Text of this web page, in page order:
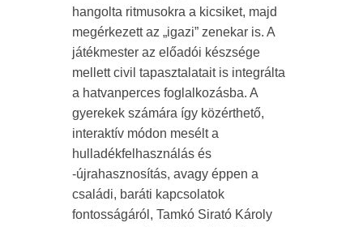
hangolta ritmusokra a kicsiket, majd
megérkezett az „igazi” zenekar is. A
játékmester az előadói készsége
mellett civil tapasztalatait is integrálta
a hatvanperces foglalkozásba. A
gyerekek számára így közérthető,
interaktív módon mesélt a
hulladékfelhasználás és
-újrahasznosítás, avagy éppen a
családi, baráti kapcsolatok
fontosságáról, Tamkó Sirató Károly